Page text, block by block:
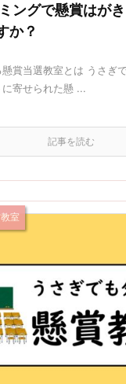
ングで懸賞はが
か？
賞当選教室とは うさぎ
寄せられた懸 ...
記事を読む
室